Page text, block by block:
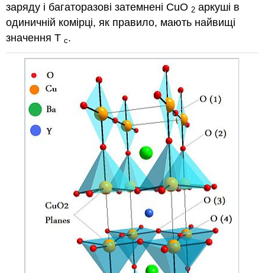
заряду і багаторазові затемнені CuO 2 аркуші в
одиничній комірці, як правило, мають найвищі
значення Tc.